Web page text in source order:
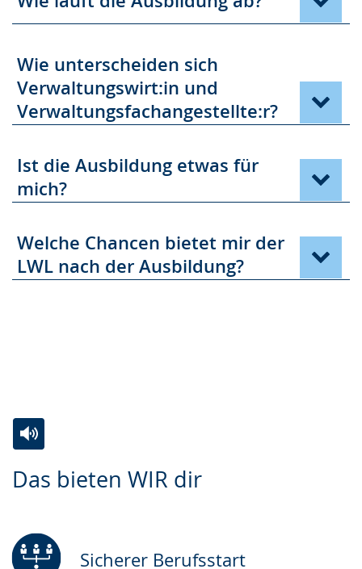
Wie unterscheiden sich
Verwaltungswirt:in und
Verwaltungsfachangestellte:r?
Ist die Ausbildung etwas für
mich?
Welche Chancen bietet mir der
LWL nach der Ausbildung?
Das bieten WIR dir
Leichten
wechseln.
Audio-
Video
Deutscher
GebärdenspracheSicherer Berufsstart